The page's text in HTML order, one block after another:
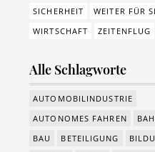
SICHERHEIT
WEITER FÜR
WIRTSCHAFT
ZEITENFLUG
Alle Schlagworte
AUTOMOBILINDUSTRIE
AUTONOMES FAHREN
BAU
BETEILIGUNG